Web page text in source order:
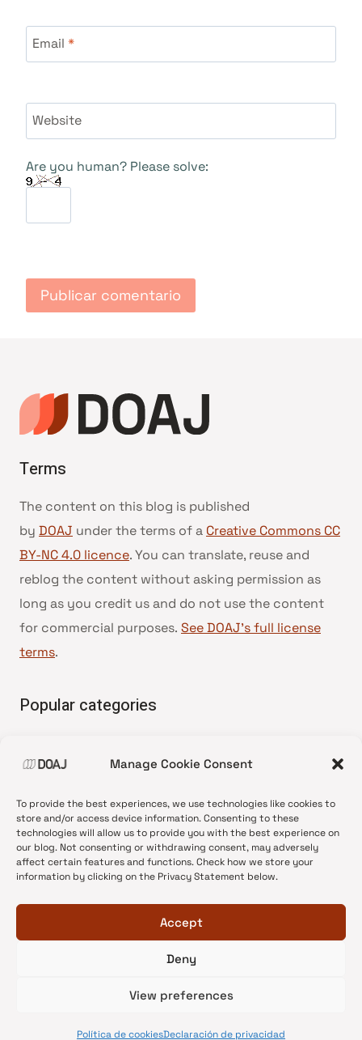
Manage Cookie Consent
To provide the best experiences, we use technologies like cookies to
store and/or access device information. Consenting to these
technologies will allow us to provide you with the best experience on
our blog. Not consenting or withdrawing consent, may adversely
affect certain features and functions. Check how we store your
information by clicking on the Privacy Statement below.
Accept
Deny
View preferences
Política de cookiesDeclaración de privacidad
Email *
Website
Are you human? Please solve:
Terms
The content on this blog is published
by DOAJ under the terms of a Creative Commons CC
BY-NC 4.0 licence. You can translate, reuse and
reblog the content without asking permission as
long as you credit us and do not use the content
for commercial purposes. See DOAJ’s full license
terms.
Popular categories
•News update
•Open Access
•DOAJ Ambassadors
•DOAJ Voices